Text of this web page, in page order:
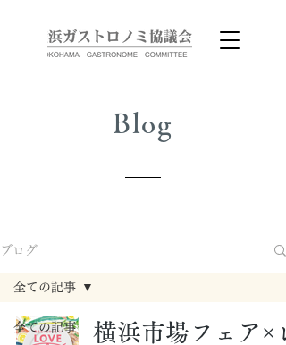
Blog
ブログ
全ての記事
全ての記事
横浜市場フェア×